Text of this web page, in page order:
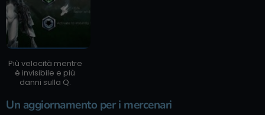
Più velocità mentre
è invisibile e più
danni sulla Q.
Un aggiornamento per i mercenari